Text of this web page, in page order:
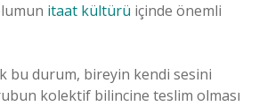
itaat kültürü içinde önemli
bu durum, bireyin kendi sesini
kolektif bilincine teslim olması